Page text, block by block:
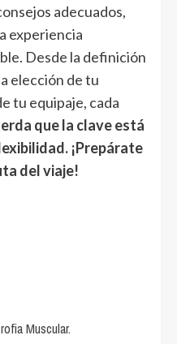
adecuados,
experiencia
Desde la definición
elección de tu
tu equipaje, cada
que la clave está
¡Prepárate
del viaje!
Muscular.